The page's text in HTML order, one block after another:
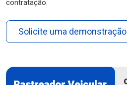
contratação.
Solicite uma demonstração